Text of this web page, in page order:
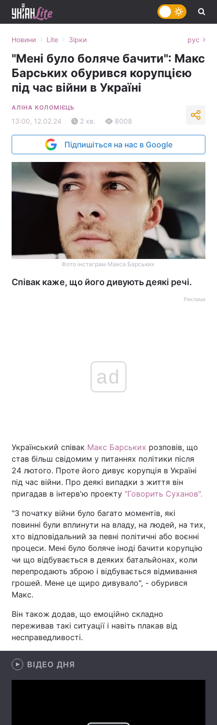
Головна Війна
Україна Політика
Економіка Світ
Спорт Наука
Техно і зв'язок Лайт
Зброя Інциденти
Цікавинки Погода
Лонгріди
Новини › Lite › Зірки рус
"Мені було боляче бачити": Макс
Барських обурився корупцією
під час війни в Україні
АЛІНА КОЛОМІЄЦЬ
13:00, 12.02.24 2 хв. 8008
Підпишіться на нас в Google
Фото інстаграм Макса Барських
Співак каже, що його дивують деякі речі.
Реклама
ad
Український співак Макс Барських розповів, що
став більш свідомим у питаннях політики після
24 лютого. Проте його дивує корупція в Україні
під час війни. Про деякі випадки з життя він
пригадав в інтерв'ю проекту "Говорить Суханов".
"З початку війни було багато моментів, які
повинні були вплинути на владу, на людей, на тих,
хто відповідальний за певні політичні або воєнні
процеси. Мені було боляче іноді бачити корупцію
чи що відбувається в деяких батальйонах, коли
перепродають зброю і відбувається відмивання
грошей. Мене це щиро дивувало", - обурився
Макс.
Він також додав, що емоційно складно
переживав такі ситуації і навіть плакав від
несправедливості.
ВІДЕО ДНЯ